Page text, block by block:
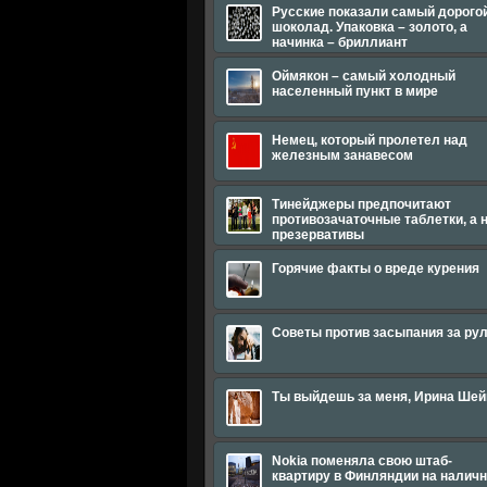
Русские показали самый
шоколад. Упаковка – золото, а
начинка – бриллиант
Оймякон – самый холодный
населенный пункт в мире
Немец, который пролетел над
железным занавесом
Тинейджеры предпочитают
противозачаточные таблетки, а
презервативы
Горячие факты о вреде курения
Советы против засыпания за
Ты выйдешь за меня, Ирина
Nokia поменяла свою штаб-
квартиру в Финляндии на